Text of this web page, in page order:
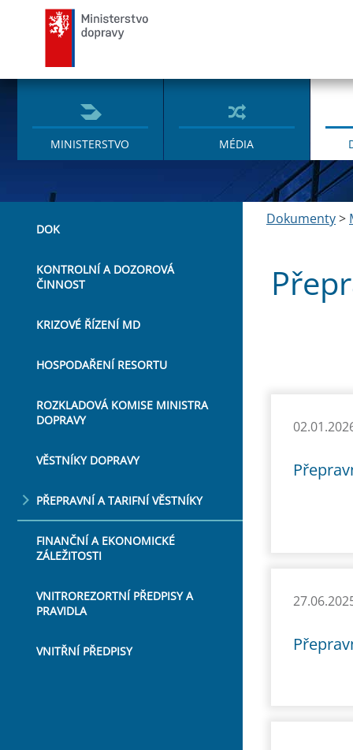
MINISTERSTVO MÉDIA
DOK
KONTROLNÍ A DOZOROVÁ
ČINNOST
KRIZOVÉ ŘÍZENÍ MD
HOSPODAŘENÍ RESORTU
ROZKLADOVÁ KOMISE MINISTRA
DOPRAVY
VĚSTNÍKY DOPRAVY
PŘEPRAVNÍ A TARIFNÍ VĚSTNÍKY
FINANČNÍ A EKONOMICKÉ
ZÁLEŽITOSTI
VNITROREZORTNÍ PŘEDPISY A
PRAVIDLA
VNITŘNÍ PŘEDPISY
Dokumenty>